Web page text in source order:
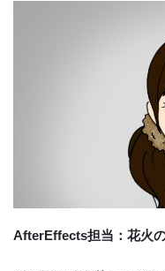
AfterEffects担当：花火